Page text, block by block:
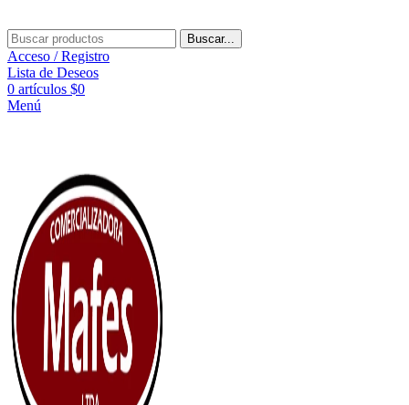
Buscar...
Acceso / Registro
Lista de Deseos
0 artículos $0
Menú